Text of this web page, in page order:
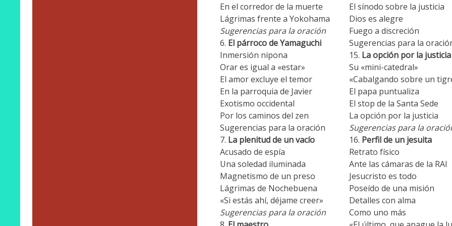
En el corredor de la muerte
Lágrimas frente a Yokohama
Sugerencias para la oración
El párroco de Yamaguchi
Inmersión nipona
Orar es igual a «estar»
El amor excluye el temor
En la parroquia de Javier
Exotismo occidental
Por los caminos del zen
Sugerencias para la oración
La plenitud de un vacío
Acusado de espía
Una soledad iluminada
Magnetismo de un preso
Lágrimas de Nochebuena
«Si estás ahí, déjame creer»
Sugerencias para la oración
El sínodo sobre la justicia
Dios es alegre
Fuego a discreción
Sugerencias para la
La opción por la justicia
Su «mini-catedral»
«Cabalgando sobre un
El papa puntualiza
El stop de la Santa Sede
La opción por la justicia
Sugerencias para la
Perfil de un jesuita
Retrato físico
Ante las cámaras de la RAI
Jesucristo es todo
Poseído de una misión
Detalles con alma
Como uno más